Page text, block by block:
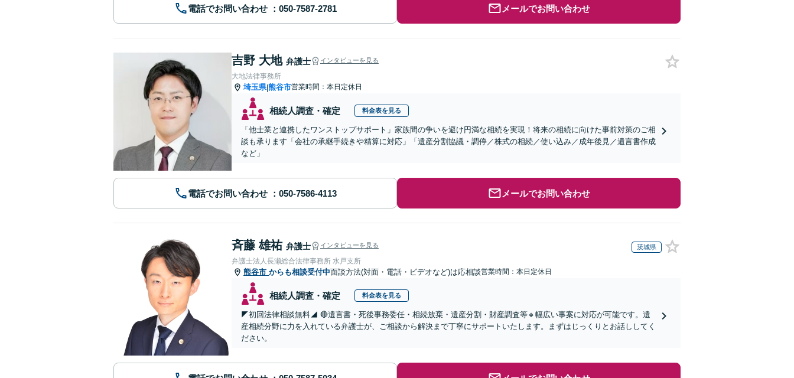
電話でお問い合わせ メールでお問い合わせ
吉野 大地 弁護士 インタビューを見る
大地法律事務所
埼玉県|熊谷市営業時間：本日定休日
相続人調査・確定 料金表を見る
「他士業と連携したワンストップサポート」家族間の争いを避け円満な相続を実現！将来の相続に向けた事前対策のご相
談も承ります「会社の承継手続きや精算に対応」「遺産分割協議・調停／株式の相続／使い込み／成年後見／遺言書作成
など」
電話でお問い合わせ メールでお問い合わせ
斉藤 雄祐 弁護士 インタビューを見る 茨城県
弁護士法人長瀬総合法律事務所 水戸支所
熊谷市 からも相談受付中面談方法(対面・電話・ビデオなど)は応相談営業時間：本日定休日
相続人調査・確定 料金表を見る
◤初回法律相談無料◢ 🔴遺言書・死後事務委任・相続放棄・遺産分割・財産調査等🔸幅広い事案に対応が可能です。遺
産相続分野に力を入れている弁護士が、ご相談から解決まで丁寧にサポートいたします。まずはじっくりとお話ししてく
ださい。